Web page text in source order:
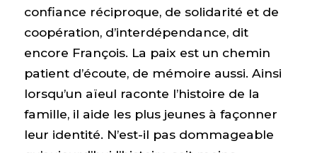
confiance réciproque, de solidarité et de
coopération, d’interdépendance, dit
encore François. La paix est un chemin
patient d’écoute, de mémoire aussi. Ainsi
lorsqu’un aïeul raconte l’histoire de la
famille, il aide les plus jeunes à façonner
leur identité. N’est-il pas dommageable